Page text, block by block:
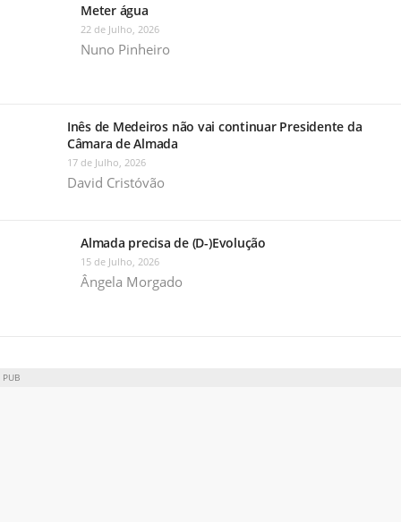
Meter água
22 de Julho, 2026
Nuno Pinheiro
Inês de Medeiros não vai continuar Presidente da
Câmara de Almada
17 de Julho, 2026
David Cristóvão
Almada precisa de (D-)Evolução
15 de Julho, 2026
Ângela Morgado
PUB